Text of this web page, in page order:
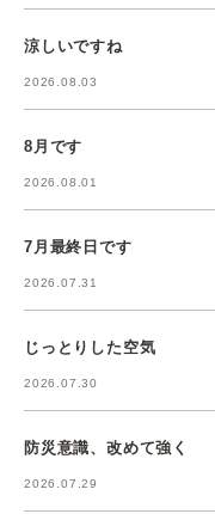
涼しいですね
2026.08.03
8月です
2026.08.01
7月最終日です
2026.07.31
じっとりした空気
2026.07.30
防災意識、改めて強く
2026.07.29